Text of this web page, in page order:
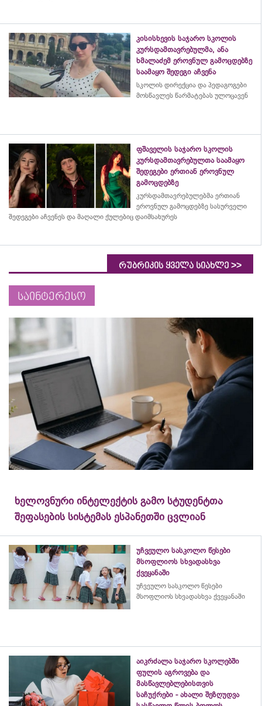
კისისხევის საჯარო სკოლის
კურსდამთავრებულმა, ანა
ხმალაძემ ეროვნულ გამოცდებზე
საამაყო შედეგი აჩვენა
სკოლის დირექცია და პედაგოგები
მოსწავლეს წარმატებას ულოცავენ
ფშაველის საჯარო სკოლის
კურსდამთავრებულთა საამაყო
შედეგები ერთიან ეროვნულ
გამოცდებზე
კურსდამთავრებულებმა ერთიან
ეროვნულ გამოცდებზე სასურველი
შედეგები აჩვენეს და მაღალი ქულებიც დაიმსახურეს
რუბრიკის ყველა სიახლე >>
საინტერესო
ხელოვნური ინტელექტის გამო სტუდენტთა
შეფასების სისტემას ესპანეთში ცვლიან
უჩვეულო სასკოლო წესები
მსოფლიოს სხვადასხვა
ქვეყანაში
უჩვეულო სასკოლო წესები
მსოფლიოს სხვადასხვა ქვეყანაში
აიკრძალა საჯარო სკოლებში
ფულის აგროვება და
მასწავლებლებისთვის
საჩუქრები - ახალი შეზღუდვა